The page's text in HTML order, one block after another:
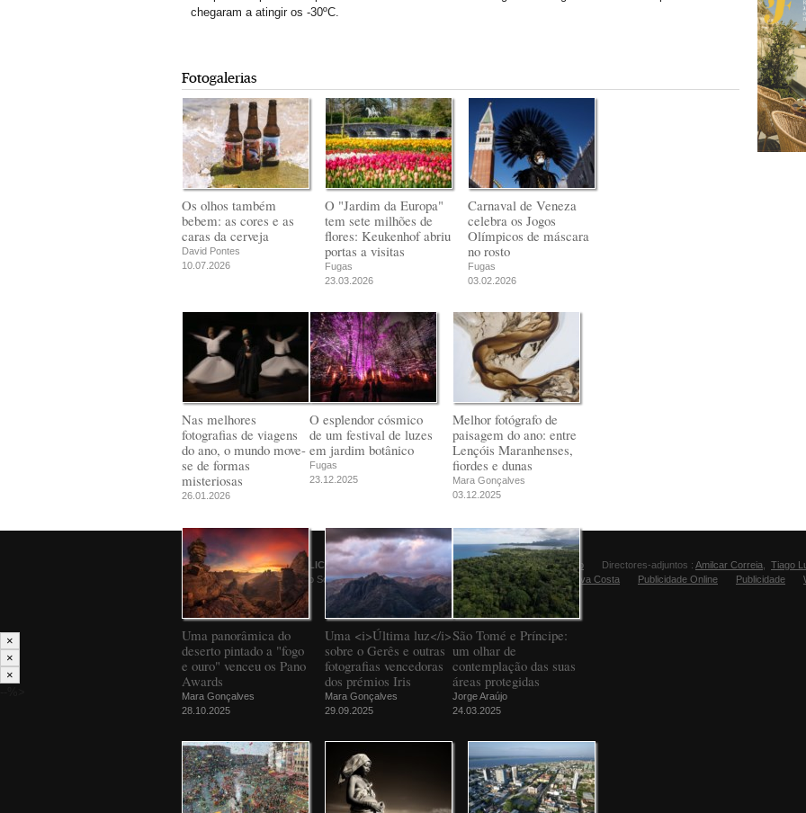
chegaram a atingir os -30ºC.
Fotogalerias
Os olhos também
bebem: as cores e as
caras da cerveja
David Pontes
10.07.2026
O "Jardim da Europa"
tem sete milhões de
flores: Keukenhof abriu
portas a visitas
Fugas
23.03.2026
Carnaval de Veneza
celebra os Jogos
Olímpicos de máscara
no rosto
Fugas
03.02.2026
Nas melhores
fotografias de viagens
do ano, o mundo move-
se de formas
misteriosas
26.01.2026
O esplendor cósmico
de um festival de luzes
em jardim botânico
Fugas
23.12.2025
Melhor fotógrafo de
paisagem do ano: entre
Lençóis Maranhenses,
fiordes e dunas
Mara Gonçalves
03.12.2025
Uma panorâmica do
deserto pintado a "fogo
e ouro" venceu os Pano
Awards
Mara Gonçalves
28.10.2025
Uma <i>Última luz</i>
sobre o Gerês e outras
fotografias vencedoras
dos prémios Iris
Mara Gonçalves
29.09.2025
São Tomé e Príncipe:
um olhar de
contemplação das suas
áreas protegidas
Jorge Araújo
24.03.2025
© 2026PÚBLICO
Comunicação Social SA
Director:Manuel Carvalho Directores-adjuntos : Amilcar Correia
Tiago
Editora Fugas:Sandra Silva Costa Publicidade Online Publicidade
×
×
×